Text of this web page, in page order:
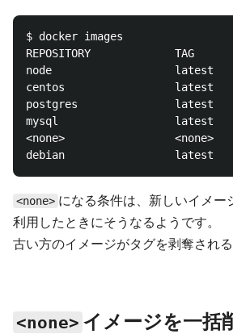
$ docker images
REPOSITORY             TAG
node                   latest
centos                 latest
postgres               latest
mysql                  latest
<none>                 <none>
<none> になる条件は、新しいイメー
利用したときにそうなるようです。
古い方のイメージがタグを剥奪される
<none> イメージを一括